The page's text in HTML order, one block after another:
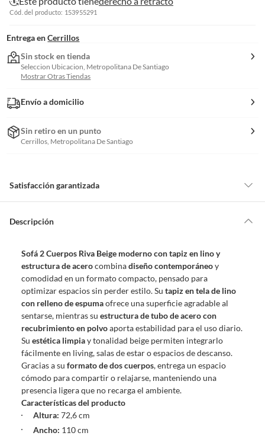
Cód. del producto: 153955291
Entrega en Cerrillos
Sin stock en tienda
Seleccion Ubicacion, Metropolitana De Santiago
Mostrar Otras Tiendas
Envío a domicilio
Sin retiro en un punto
Cerrillos, Metropolitana De Santiago
Satisfacción garantizada
de la compra.
comprado por internet y que hay ciertas categorías que no tienen este
derecho:
Productos que, por su naturaleza, no puedan ser devueltos,
puedan deteriorarse o caducar con rapidez.
Confeccionados a la medida.
De uso personal.
En sodimac.cl te damos 30 días desde que recibes el producto. Debe
estar en perfecto estado, con todas sus etiquetas y sin uso, tal como te lo
entregamos.
Productos digitales que se entregan a través de una descarga
electrónica, por ejemplo, cupones de experiencia o programas
para el computador.
Productos a pedido o confeccionados a medida.
Descripción
Sofá 2 Cuerpos Riva Beige moderno con tapiz en lino y
estructura de acerocombinadiseño contemporáneoy
comodidad en un formato compacto, pensado para
optimizar espacios sin perder estilo. Su tapiz en tela de lino
con relleno de espumaofrece una superficie agradable al
sentarse, mientras su estructura de tubo de acero con
recubrimiento en polvoaporta estabilidad para el uso diario.
Su estética limpiay tonalidad beige permiten integrarlo
fácilmente en living, salas de estar o espacios de descanso.
Gracias a su formato de dos cuerpos, entrega un espacio
cómodo para compartir o relajarse, manteniendo una
presencia ligera que no recarga el ambiente.
Características del producto
Altura: 72,6 cm
Ancho: 110 cm